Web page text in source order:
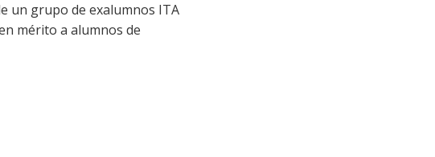
un grupo de exalumnos ITA
mérito a alumnos de